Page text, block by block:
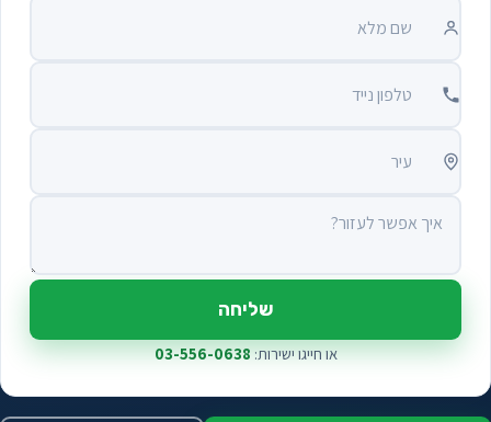
שם מלא
טלפון נייד
עיר
שליחה
או חייגו ישירות:03-556-0638